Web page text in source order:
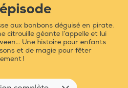
aux bonbons déguisé en pirate.
citrouille géante l’appelle et lui
Une histoire pour enfants
et de magie pour fêter
!